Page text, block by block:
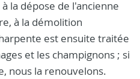
la dépose de l'ancienne
à la démolition
est ensuite traitée
et les champignons ; si
nous la renouvelons.